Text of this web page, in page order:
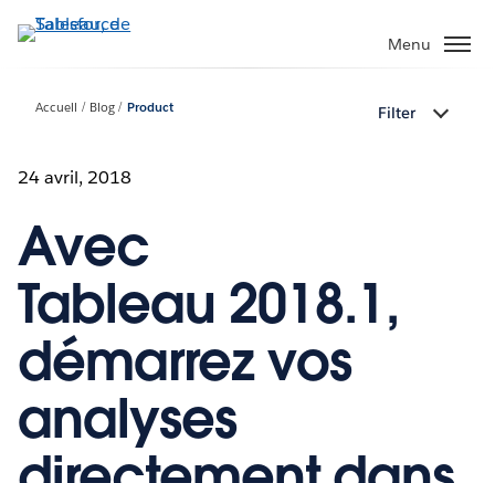
Aller
au
Menu
Accueil Blog Product Filter
24 avril, 2018
Avec
Tableau 2018.1,
démarrez vos
analyses